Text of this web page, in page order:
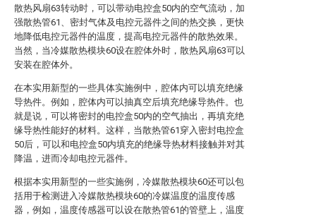
散热风扇63转动时，可以带动电控盒50内的空气流动，加
强散热管61、密封气体及电控元器件之间的热交换，更快
地降低电控元器件的温度，提高电控元器件的散热效果。
当然，当冷媒散热模块60设在腔体外时，散热风扇63可以
安装在腔体外。
在本实用新型的一些具体实施例中，腔体内可以填充绝缘
导热件。例如，腔体内可以抽真空后填充绝缘导热件。也
就是说，可以将密封的电控盒50内的空气抽出，再填充绝
缘导热性能好的材料。这样，当散热管61穿入密封电控盒
50后，可以和电控盒50内填充的绝缘导热材料接触并对其
降温，进而冷却电控元器件。
根据本实用新型的一些实施例，冷媒散热模块60还可以包
括用于检测进入冷媒散热模块60的冷媒温度的温度传感
器，例如，温度传感器可以设在散热管61的管壁上，温度